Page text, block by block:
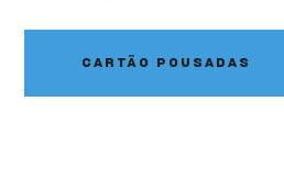
CARTÃO POUSADAS